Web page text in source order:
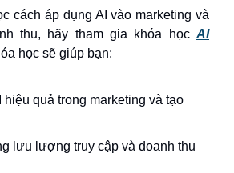
cách áp dụng AI vào marketing và
thu, hãy tham gia khóa học AI
học sẽ giúp bạn:
hiệu quả trong marketing và tạo
lưu lượng truy cập và doanh thu